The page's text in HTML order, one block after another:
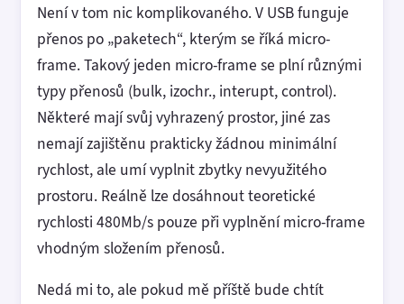
Není v tom nic komplikovaného. V USB funguje
přenos po „paketech“, kterým se říká micro-
frame. Takový jeden micro-frame se plní různými
typy přenosů (bulk, izochr., interupt, control).
Některé mají svůj vyhrazený prostor, jiné zas
nemají zajištěnu prakticky žádnou minimální
rychlost, ale umí vyplnit zbytky nevyužitého
prostoru. Reálně lze dosáhnout teoretické
rychlosti 480Mb/s pouze při vyplnění micro-frame
vhodným složením přenosů.
Nedá mi to, ale pokud mě příště bude chtít